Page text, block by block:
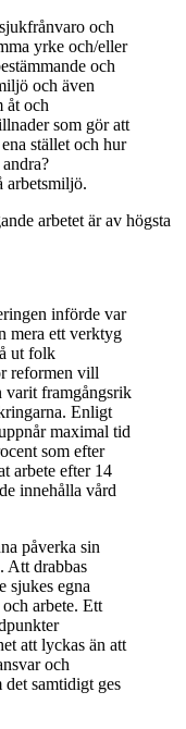
och
yrke och/eller
och
och även
åt och
som gör att
stället och hur
arbetsmiljö.
arbetet är av högsta
införde var
mera ett verktyg
ut folk
reformen vill
varit framgångsrik
Enligt
maximal tid
som efter
arbete efter 14
innehålla vård
påverka sin
Att drabbas
sjukes egna
arbete. Ett
att lyckas än att
och
samtidigt ges